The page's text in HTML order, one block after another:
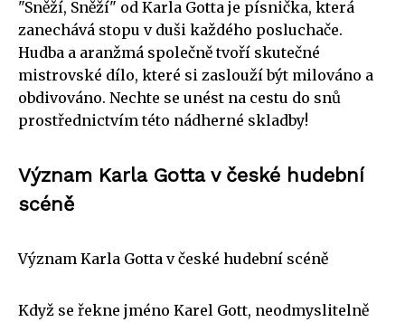
"Sněží, Sněží" od Karla Gotta je písnička, která
zanechává stopu v duši každého posluchače.
Hudba a aranžmá společně tvoří skutečné
mistrovské dílo, které si zaslouží být milováno a
obdivováno. Nechte se unést na cestu do snů
prostřednictvím této nádherné skladby!
Význam Karla Gotta v české hudební
scéně
Význam Karla Gotta v české hudební scéně
Když se řekne jméno Karel Gott, neodmyslitelně